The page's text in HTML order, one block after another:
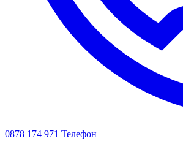
0878 174 971 Телефон